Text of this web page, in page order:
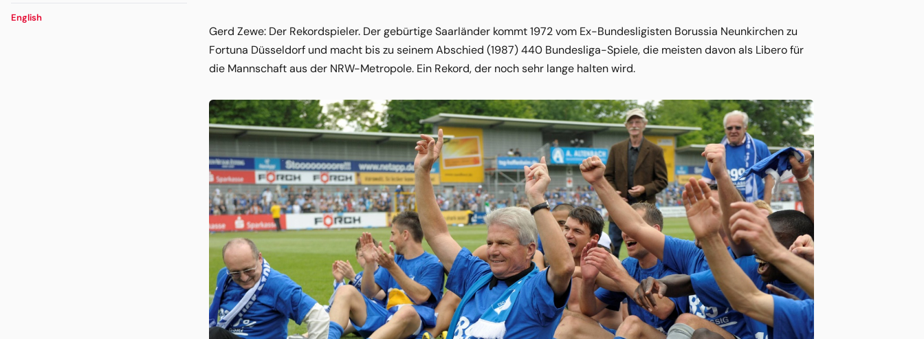
English
Gerd Zewe: Der Rekordspieler. Der gebürtige Saarländer kommt 1972 vom Ex-Bundesligisten Borussia Neunkirchen zu
Fortuna Düsseldorf und macht bis zu seinem Abschied (1987) 440 Bundesliga-Spiele, die meisten davon als Libero für
die Mannschaft aus der NRW-Metropole. Ein Rekord, der noch sehr lange halten wird.